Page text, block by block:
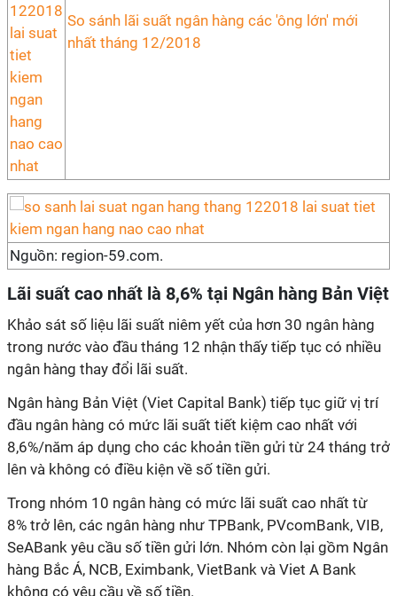
So sánh lãi suất ngân hàng các 'ông lớn' mới
nhất tháng 12/2018
Nguồn: region-59.com.
Lãi suất cao nhất là 8,6% tại Ngân hàng Bản Việt
Khảo sát số liệu lãi suất niêm yết của hơn 30 ngân hàng
trong nước vào đầu tháng 12 nhận thấy tiếp tục có nhiều
ngân hàng thay đổi lãi suất.
Ngân hàng Bản Việt (Viet Capital Bank) tiếp tục giữ vị trí
đầu ngân hàng có mức lãi suất tiết kiệm cao nhất với
8,6%/năm áp dụng cho các khoản tiền gửi từ 24 tháng trở
lên và không có điều kiện về số tiền gửi.
Trong nhóm 10 ngân hàng có mức lãi suất cao nhất từ
8% trở lên, các ngân hàng như TPBank, PVcomBank, VIB,
SeABank yêu cầu số tiền gửi lớn. Nhóm còn lại gồm Ngân
hàng Bắc Á, NCB, Eximbank, VietBank và Viet A Bank
không có yêu cầu về số tiền.